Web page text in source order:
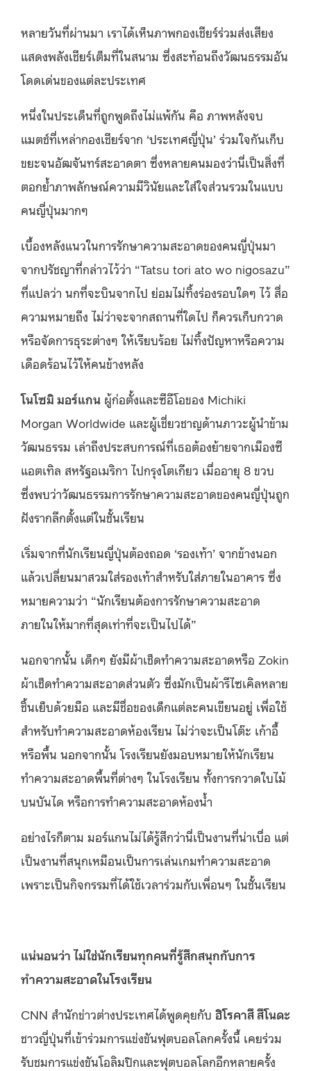
หลายวันที่ผ่านมา เราได้เห็นภาพกองเชียร์ร่วมส่งเสียง
แสดงพลังเชียร์เต็มที่ในสนาม ซึ่งสะท้อนถึงวัฒนธรรมอัน
โดดเด่นของแต่ละประเทศ
หนึ่งในประเด็นที่ถูกพูดถึงไม่แพ้กัน คือ ภาพหลังจบ
แมตช์ที่เหล่ากองเชียร์จาก ‘ประเทศญี่ปุ่น’ ร่วมใจกันเก็บ
ขยะจนอัฒจันทร์สะอาดตา ซึ่งหลายคนมองว่านี่เป็นสิ่งที่
ตอกย้ำภาพลักษณ์ความมีวินัยและใส่ใจส่วนรวมในแบบ
คนญี่ปุ่นมากๆ
เบื้องหลังแนวในการรักษาความสะอาดของคนญี่ปุ่นมา
จากปรัชญาที่กล่าวไว้ว่า “Tatsu tori ato wo nigosazu”
ที่แปลว่า นกที่จะบินจากไป ย่อมไม่ทิ้งร่องรอบใดๆ ไว้ สื่อ
ความหมายถึง ไม่ว่าจะจากสถานที่ใดไป ก็ควรเก็บกวาด
หรือจัดการธุระต่างๆ ให้เรียบร้อย ไม่ทิ้งปัญหาหรือความ
เดือดร้อนไว้ให้คนข้างหลัง
โนโซมิ มอร์แกน ผู้ก่อตั้งและซีอีโอของ Michiki
Morgan Worldwide และผู้เชี่ยวชาญด้านภาวะผู้นำข้าม
วัฒนธรรม เล่าถึงประสบการณ์ที่เธอต้องย้ายจากเมืองซี
แอตเทิล สหรัฐอเมริกา ไปกรุงโตเกียว เมื่ออายุ 8 ขวบ
ซึ่งพบว่าวัฒนธรรมการรักษาความสะอาดของคนญี่ปุ่นถูก
ฝังรากลึกตั้งแต่ในชั้นเรียน
เริ่มจากที่นักเรียนญี่ปุ่นต้องถอด ‘รองเท้า’ จากข้างนอก
แล้วเปลี่ยนมาสวมใส่รองเท้าสำหรับใส่ภายในอาคาร ซึ่ง
หมายความว่า “นักเรียนต้องการรักษาความสะอาด
ภายในให้มากที่สุดเท่าที่จะเป็นไปได้”
นอกจากนั้น เด็กๆ ยังมีผ้าเช็ดทำความสะอาดหรือ Zokin
ผ้าเช็ดทำความสะอาดส่วนตัว ซึ่งมักเป็นผ้ารีไซเคิลหลาย
ชิ้นเย็บด้วยมือ และมีชื่อของเด็กแต่ละคนเขียนอยู่ เพื่อใช้
สำหรับทำความสะอาดห้องเรียน ไม่ว่าจะเป็นโต๊ะ เก้าอี้
หรือพื้น นอกจากนั้น โรงเรียนยังมอบหมายให้นักเรียน
ทำความสะอาดพื้นที่ต่างๆ ในโรงเรียน ทั้งการกวาดใบไม้
บนบันได หรือการทำความสะอาดห้องน้ำ
อย่างไรก็ตาม มอร์แกนไม่ได้รู้สึกว่านี่เป็นงานที่น่าเบื่อ แต่
เป็นงานที่สนุกเหมือนเป็นการเล่นเกมทำความสะอาด
เพราะเป็นกิจกรรมที่ได้ใช้เวลาร่วมกับเพื่อนๆ ในชั้นเรียน
แน่นอนว่า ไม่ใช่นักเรียนทุกคนที่รู้สึกสนุกกับการ
ทำความสะอาดในโรงเรียน
CNN สำนักข่าวต่างประเทศได้พูดคุยกับ ฮิโรคาสึ สึโนดะ
ชาวญี่ปุ่นที่เข้าร่วมการแข่งขันฟุตบอลโลกครั้งนี้ เคยร่วม
รับชมการแข่งขันโอลิมปิกและฟุตบอลโลกอีกหลายครั้ง